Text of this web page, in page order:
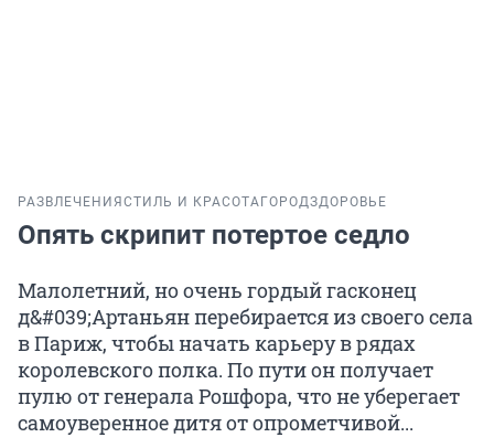
РАЗВЛЕЧЕНИЯ СТИЛЬ И КРАСОТА ГОРОДЗДОРОВЬЕ
Опять скрипит потертое седло
Малолетний, но очень гордый гасконец
д&#039;Артаньян перебирается из своего села
в Париж, чтобы начать карьеру в рядах
королевского полка. По пути он получает
пулю от генерала Рошфора, что не уберегает
самоуверенное дитя от опрометчивой...